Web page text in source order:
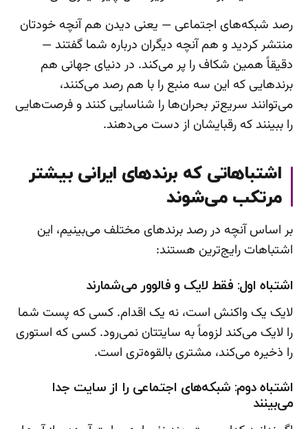
رصد شبکه‌های اجتماعی — یعنی دیدن هم آنچه خودتان
منتشر کردید و هم آنچه دیگران درباره شما گفتند —
دقیقاً همین شکاف را پر می‌کند. در دنیای جهانی هم
برندهایی که این سه منبع را با هم رصد می‌کنند،
می‌توانند سریع‌تر بحران‌ها را شناسایی کنند و فرصت‌هایی
را ببینند که رقبایشان از دست می‌دهند.
اشتباهاتی که برندهای ایرانی بیشتر
مرتکب می‌شوند
بر اساس آنچه در رصد برندهای مختلف می‌بینیم، این
اشتباهات رایج‌ترین هستند:
اشتباه اول: فقط لایک و فالوور می‌شمارند
لایک یک واکنش است، نه یک اقدام. کسی که پست شما
را لایک می‌کند لزوماً به سایتتان نمی‌رود. کسی که استوری
را ذخیره می‌کند، مشتری بالقوه‌تری است.
اشتباه دوم: شبکه‌های اجتماعی را از سایت جدا
می‌بینند